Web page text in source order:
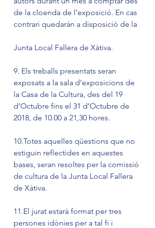
de la cloenda de l’exposició. En cas
contrari quedarán a disposició de la
Junta Local Fallera de Xàtiva.
9. Els treballs presentats seran
exposats a la sala d’exposicions de
la Casa de la Cultura, des del 19
d’Octubre fins el 31 d’Octubre de
2018, de 10.00 a 21,30 hores.
10.Totes aquelles qüestions que no
estiguin reflectides en aquestes
bases, seran resoltes per la comissió
de cultura de la Junta Local Fallera
de Xàtiva.
11.El jurat estarà format per tres
persones idònies per a tal fi i